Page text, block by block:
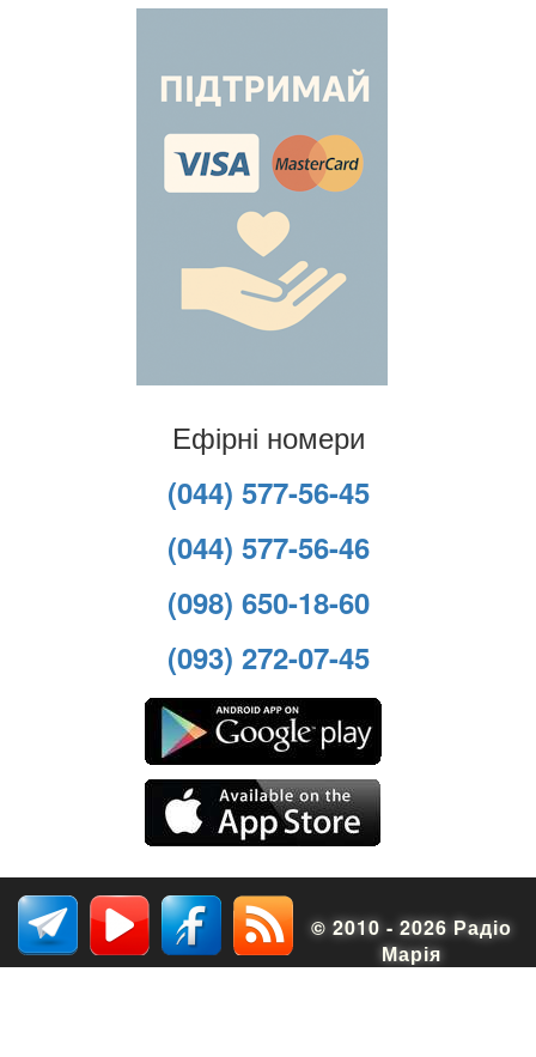
Ефірні номери
(044) 577-56-45
(044) 577-56-46
(098) 650-18-60
(093) 272-07-45
© 2010 - 2026 Радіо
Марія